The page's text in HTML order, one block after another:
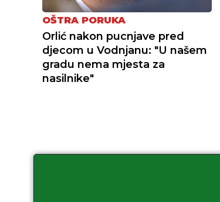
OŠTRA PORUKA
Orlić nakon pucnjave pred
djecom u Vodnjanu: "U našem
gradu nema mjesta za
nasilnike"